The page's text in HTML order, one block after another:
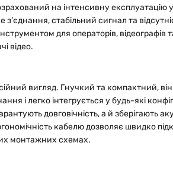
на інтенсивну експлуатацію у
стабільний сигнал та
для операторів, відеографів
відео.
вигляд. Гнучкий та компактний,
і легко інтегрується у будь-які
довговічність, а й зберігають
кабелю дозволяє швидко
монтажних схемах.